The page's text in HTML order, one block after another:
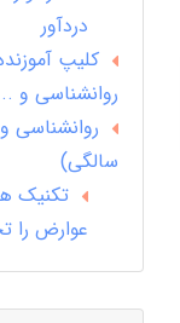
دردآور
کلیپ
روانشناسی و
سالگی)
تکنیک
عوارض را